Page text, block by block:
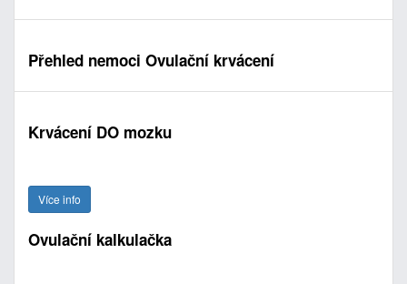
Přehled nemoci Ovulační krvácení
Krvácení DO mozku
Více info
Ovulační kalkulačka